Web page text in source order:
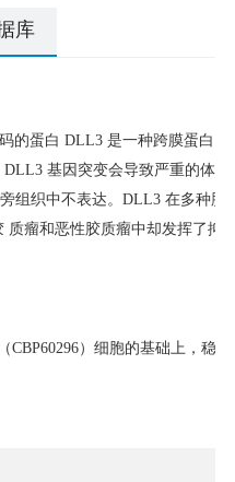
库
蛋白 DLL3 是一种跨膜蛋白，
基因突变会导致严重的体
组织中不表达。DLL3 在多种
质瘤和恶性胶质瘤中却发挥了抑
）细胞的基础上，稳